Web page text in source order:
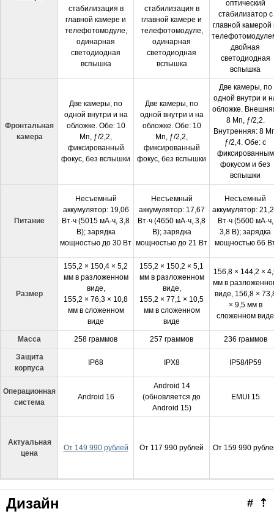
стабилизация в
главной камере и
телефотомодуле,
одинарная
светодиодная
вспышка
стабилизация в
главной камере и
телефотомодуле,
одинарная
светодиодная
вспышка
оптический
стабилизатор с
главной камерой
двойная
светодиодная
вспышка
Фронтальная
камера
Две камеры, по
одной внутри и на
обложке. Обе: 10
Мп, ƒ/2,2,
фиксированный
фокус, без вспышки
Две камеры, по
одной внутри и на
обложке. Обе: 10
Мп, ƒ/2,2,
фиксированный
фокус, без вспышки
Две камеры, по
одной внутри и
обложке.
8 Мп, ƒ/2,2.
Внутренняя: 8
ƒ/2,4. Обе: с
фиксированным
фокусом и без
вспышки
Питание
Несъемный
аккумулятор: 19,06
Вт·ч (5015 мА·ч, 3,8
В); зарядка
мощностью до 30 Вт
Несъемный
аккумулятор: 17,67
Вт·ч (4650 мА·ч, 3,8
В); зарядка
мощностью до 21 Вт
Несъемный
аккумулятор:
Вт·ч (5600 мА·ч,
3,8 В); зарядка
мощностью 66
Размер
155,2 × 150,4 × 5,2
мм в разложенном
виде,
155,2 × 76,3 × 10,8
мм в сложенном
виде
155,2 × 150,2 × 5,1
мм в разложенном
виде,
155,2 × 77,1 × 10,5
мм в сложенном
виде
156,8 × 144,2 ×
мм в
виде, 156,8 ×
× 9,5 мм в
сложенном виде
Масса 258 граммов 257 граммов 236 граммов
Защита
корпуса
IP68 IPX8 IP58/IP59
Операционная
система
Android 16
Android 14
(обновляется до
Android 15)
EMUI 15
Актуальная
цена
От 149 990 рублей От 117 990 рублей От 159 990
⇡
#
Дизайн